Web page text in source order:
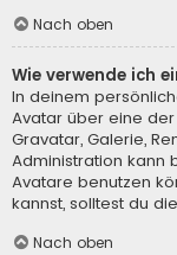
Nach oben
Wie verwende ich
In deinem
Avatar über eine
Gravatar, Galerie,
Administration kann
Avatare benutzen
kannst, solltest du
Nach oben